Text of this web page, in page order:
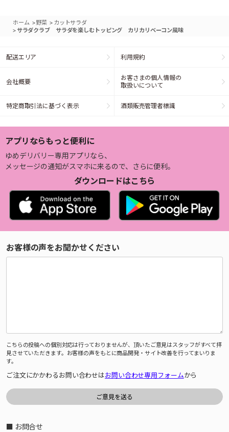
ホーム >野菜 > カットサラダ
> サラダクラブ サラダを楽しむトッピング カリカリベーコン風味
配送エリア 利用規約
会社概要
お客さまの個人情報の
取扱いについて
特定商取引法に基づく表示 酒類販売管理者標識
アプリならもっと便利に
ゆめデリバリー専用アプリなら、
メッセージの通知がスマホに来るので、さらに便利。
ダウンロードはこちら
お客様の声をお聞かせください
こちらの投稿への個別対応は行っておりませんが、頂いたご意見はスタッフがすべて拝
見させていただきます。お客様の声をもとに商品開発・サイト改善を行ってまいりま
す。
ご注文にかかわるお問い合わせはお問い合わせ専用フォームから
■ お問合せ